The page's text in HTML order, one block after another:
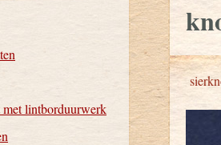
lintborduurwerk